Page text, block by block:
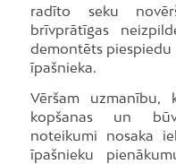
radīto seku
brīvprātīgas
demontēts piespiedu
īpašnieka.
Vēršam uzmanību,
kopšanas un
noteikumi nosaka
īpašnieku